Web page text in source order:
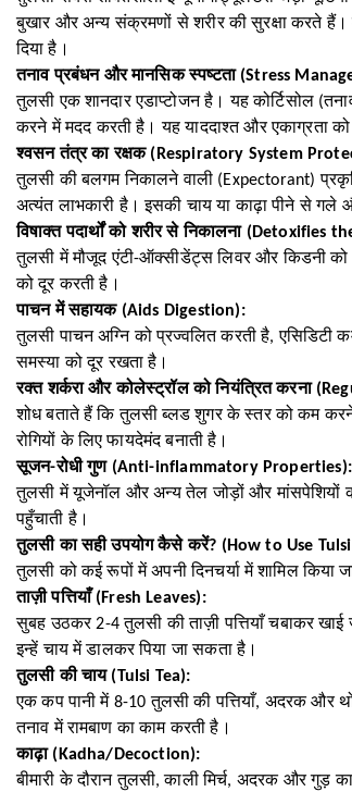
बुखार और अन्य संक्रमणों से शरीर की सुरक्षा करते हैं।
दिया है।
तनाव प्रबंधन और मानसिक स्पष्टता (Stress
तुलसी एक शानदार एडाप्टोजन है। यह कोर्टिसोल
करने में मदद करती है। यह याददाश्त और एकाग्रता को
श्वसन तंत्र का रक्षक (Respiratory System
तुलसी की बलगम निकालने वाली (Expectorant)
अत्यंत लाभकारी है। इसकी चाय या काढ़ा पीने से गले
विषाक्त पदार्थों को शरीर से निकालना (Detoxifies
तुलसी में मौजूद एंटी-ऑक्सीडेंट्स लिवर और किडनी
को दूर करती है।
पाचन में सहायक (Aids Digestion):
तुलसी पाचन अग्नि को प्रज्वलित करती है,
समस्या को दूर रखता है।
रक्त शर्करा और कोलेस्ट्रॉल को नियंत्रित करना
शोध बताते हैं कि तुलसी ब्लड शुगर के स्तर को कम
रोगियों के लिए फायदेमंद बनाती है।
सूजन-रोधी गुण (Anti-inflammatory Properties):
तुलसी में यूजेनॉल और अन्य तेल जोड़ों और
पहुँचाती है।
तुलसी का सही उपयोग कैसे करें? (How to Use
तुलसी को कई रूपों में अपनी दिनचर्या में शामिल किया
ताज़ी पत्तियाँ (Fresh Leaves):
सुबह उठकर 2-4 तुलसी की ताज़ी पत्तियाँ चबाकर खाई
इन्हें चाय में डालकर पिया जा सकता है।
तुलसी की चाय (Tulsi Tea):
एक कप पानी में 8-10 तुलसी की पत्तियाँ, अदरक और
तनाव में रामबाण का काम करती है।
काढ़ा (Kadha/Decoction):
बीमारी के दौरान तुलसी, काली मिर्च, अदरक और गुड़